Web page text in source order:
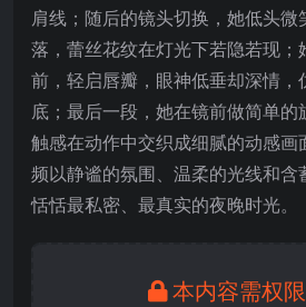
肩线；随后的镜头切换，她低头
落，蕾丝花纹在灯光下若隐若现；
前，轻启唇瓣，眼神低垂却深情，
底；最后一段，她在镜前做简单的
触感在动作中交织成细腻的动感画
频以静谧的氛围、温柔的光线和含
恬恬最私密、最真实的夜晚时光。
本内容需权